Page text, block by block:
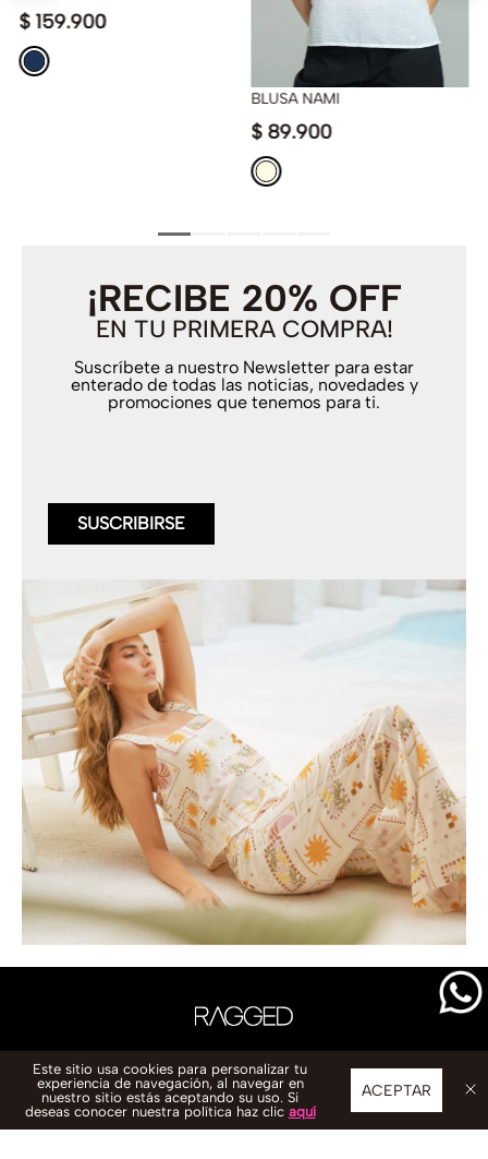
$ 159.900
BLUSA NAMI
$ 89.900
¡RECIBE 20% OFF
EN TU PRIMERA COMPRA!
Suscríbete a nuestro Newsletter para estar
enterado de todas las noticias, novedades y
promociones que tenemos para ti.
SUSCRIBIRSE
ACEPTAR
Este sitio usa cookies para personalizar tu
experiencia de navegación, al navegar en
nuestro sitio estás aceptando su uso. Si
deseas conocer nuestra política haz clic aquí